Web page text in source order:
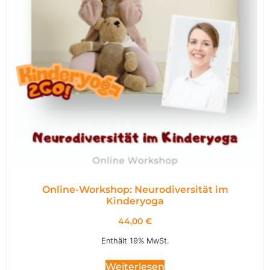
Online-Workshop: Neurodiversität im
Kinderyoga
44,00 €
Enthält 19% MwSt.
Weiterlesen